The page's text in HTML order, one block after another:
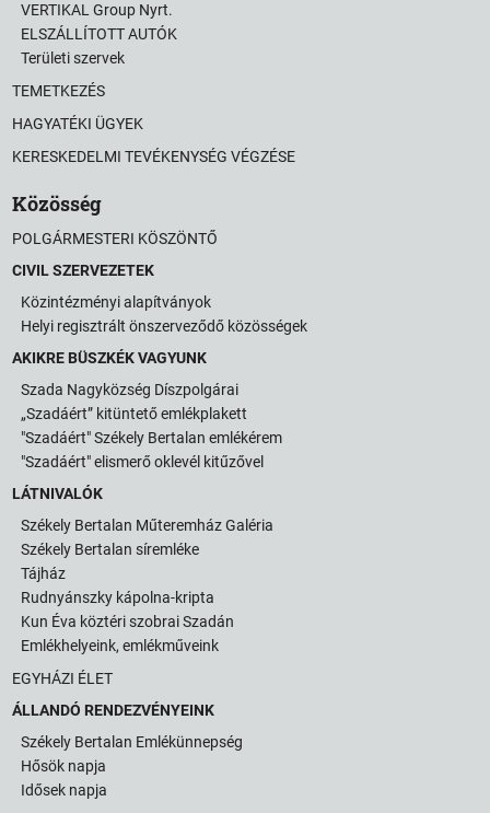
VERTIKAL Group Nyrt.
ELSZÁLLÍTOTT AUTÓK
Területi szervek
TEMETKEZÉS
HAGYATÉKI ÜGYEK
KERESKEDELMI TEVÉKENYSÉG VÉGZÉSE
Közösség
POLGÁRMESTERI KÖSZÖNTŐ
CIVIL SZERVEZETEK
Közintézményi alapítványok
Helyi regisztrált önszerveződő közösségek
AKIKRE BÜSZKÉK VAGYUNK
Szada Nagyközség Díszpolgárai
„Szadáért” kitüntető emlékplakett
"Szadáért" Székely Bertalan emlékérem
"Szadáért" elismerő oklevél kitűzővel
LÁTNIVALÓK
Székely Bertalan Műteremház Galéria
Székely Bertalan síremléke
Tájház
Rudnyánszky kápolna-kripta
Kun Éva köztéri szobrai Szadán
Emlékhelyeink, emlékműveink
EGYHÁZI ÉLET
ÁLLANDÓ RENDEZVÉNYEINK
Székely Bertalan Emlékünnepség
Hősök napja
Idősek napja